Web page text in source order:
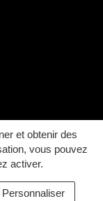
et obtenir des
vous pouvez
activer.
Personnaliser